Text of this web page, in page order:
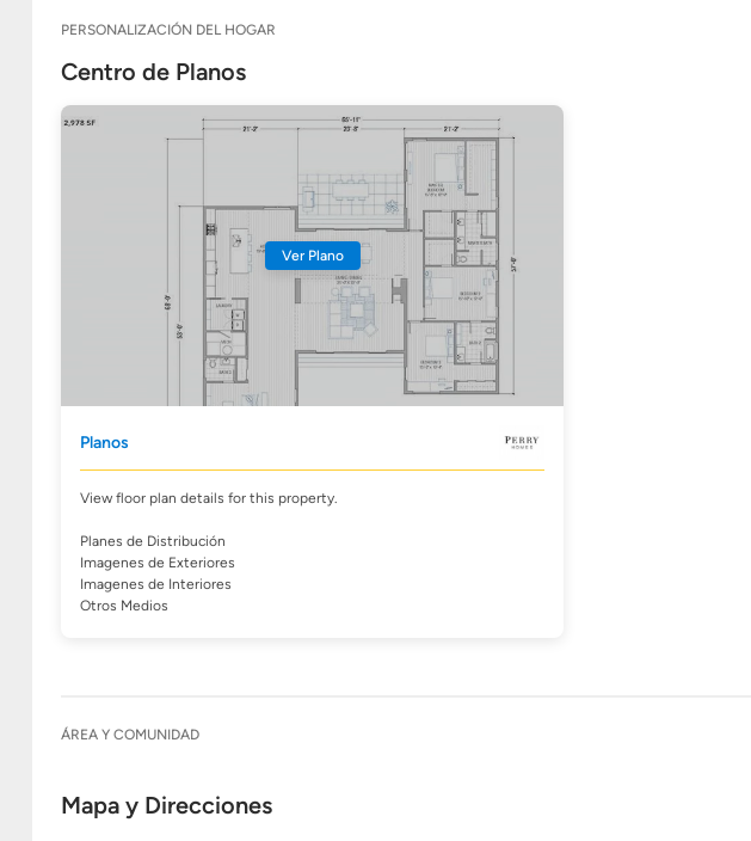
PERSONALIZACIÓN DEL HOGAR
Centro de Planos
Ver Plano
Planos
View floor plan details for this property.
Planes de Distribución
Imagenes de Exteriores
Imagenes de Interiores
Otros Medios
ÁREA Y COMUNIDAD
Mapa y Direcciones